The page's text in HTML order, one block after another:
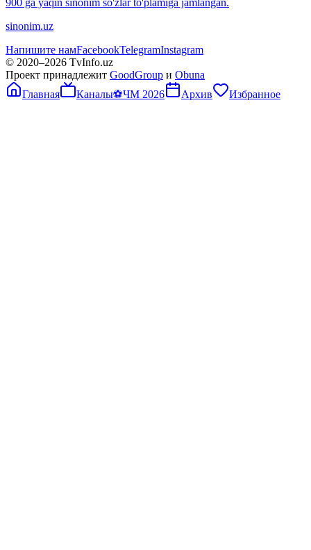
900 ga yaqin sinonim so'zlar to'plamiga jamlangan.
sinonim.uz
Напишите намFacebookTelegramInstagram
© 2020–2026 TvInfo.uz
Проект принадлежит GoodGroup и Obuna
Главная
Каналы⚽ЧМ 2026 Архив Избранное